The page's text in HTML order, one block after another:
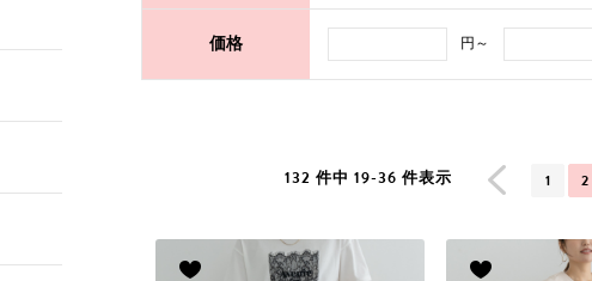
価格 円～
132 件中 19-36 件表示 1 2